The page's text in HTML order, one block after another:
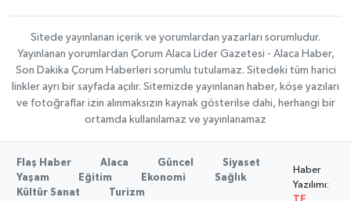
Sitede yayınlanan içerik ve yorumlardan yazarları sorumludur.
Yayınlanan yorumlardan Çorum Alaca Lider Gazetesi - Alaca Haber,
Son Dakika Çorum Haberleri sorumlu tutulamaz. Sitedeki tüm harici
linkler ayrı bir sayfada açılır. Sitemizde yayınlanan haber, köşe yazıları
ve fotoğraflar izin alınmaksızın kaynak gösterilse dahi, herhangi bir
ortamda kullanılamaz ve yayınlanamaz
Flaş Haber Alaca Güncel
Siyaset
Yaşam
Eğitim Ekonomi
Sağlık
Kültür Sanat
Turizm
Haber
Yazılımı: